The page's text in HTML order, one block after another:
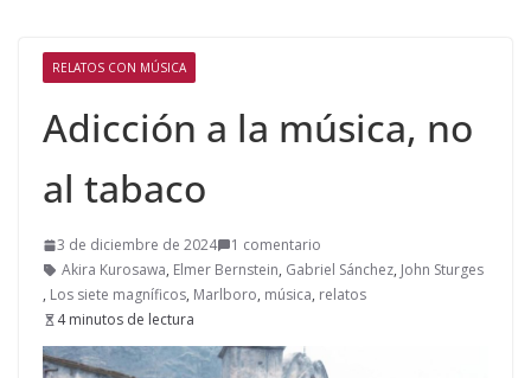
RELATOS CON MÚSICA
Adicción a la música, no
al tabaco
3 de diciembre de 2024
1 comentario
Akira Kurosawa, Elmer Bernstein, Gabriel Sánchez, John Sturges
, Los siete magníficos, Marlboro, música, relatos
4 minutos de lectura